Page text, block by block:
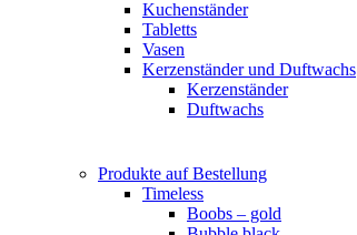
Kuchenständer
Tabletts
Vasen
Kerzenständer und Duftwachs
Kerzenständer
Duftwachs
Produkte auf Bestellung
Timeless
Boobs – gold